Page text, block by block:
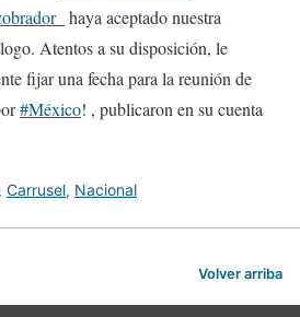
haya aceptado nuestra
Atentos a su disposición, le
fijar una fecha para la reunión de
#México! , publicaron en su cuenta
, Carrusel, Nacional
Volver arriba